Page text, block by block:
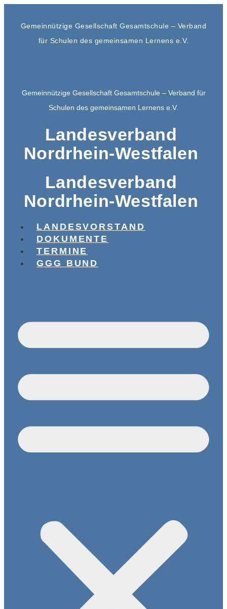
Gemeinnützige Gesellschaft Gesamtschule – Verband
für Schulen des gemeinsamen Lernens e.V.
Gemeinnützige Gesellschaft Gesamtschule – Verband für
Schulen des gemeinsamen Lernens e.V.
Landesverband
Nordrhein-Westfalen
Landesverband
Nordrhein-Westfalen
LANDESVORSTAND
DOKUMENTE
TERMINE
GGG BUND